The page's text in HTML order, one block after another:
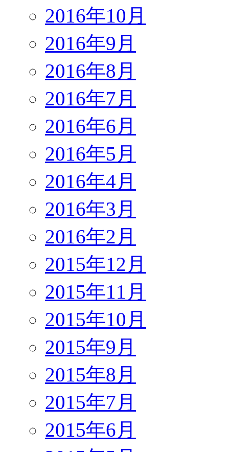
2016年10月
2016年9月
2016年8月
2016年7月
2016年6月
2016年5月
2016年4月
2016年3月
2016年2月
2015年12月
2015年11月
2015年10月
2015年9月
2015年8月
2015年7月
2015年6月